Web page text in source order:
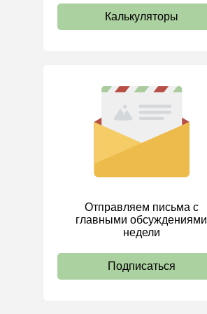
Калькуляторы
Отправляем письма с
главными обсуждениями
недели
Подписаться